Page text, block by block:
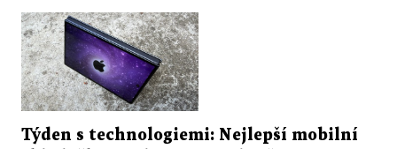
Týden s technologiemi: Nejlepší mobilní